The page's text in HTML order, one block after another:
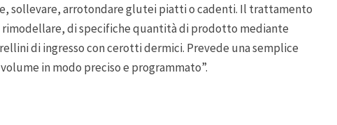
sollevare, arrotondare glutei piatti o cadenti. Il trattamento
rimodellare, di specifiche quantità di prodotto mediante
di ingresso con cerotti dermici. Prevede una semplice
in modo preciso e programmato”.